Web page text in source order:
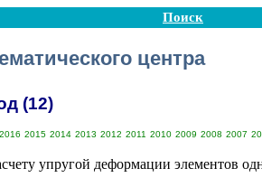
Поиск
центра
(12)
2016 2015 2014 2013 2012 2011 2010 2009 2008 2007
упругой деформации элементов